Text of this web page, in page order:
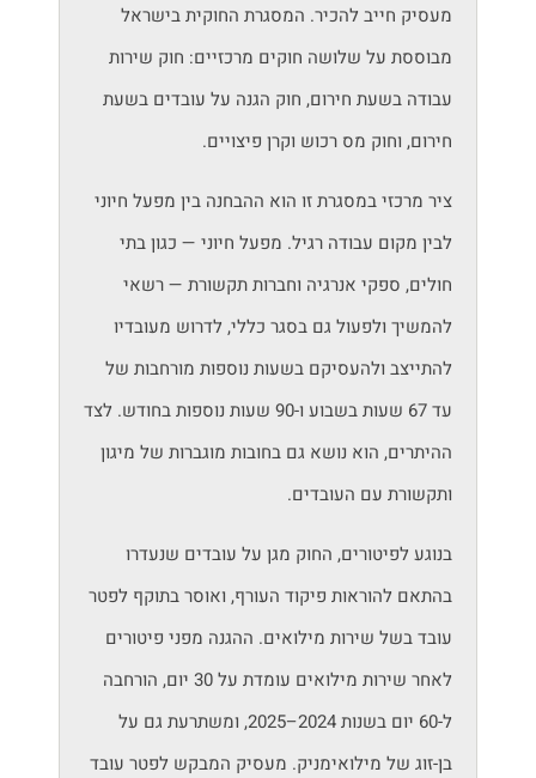
מעסיק חייב להכיר. המסגרת החוקית בישראל
מבוססת על שלושה חוקים מרכזיים: חוק שירות
עבודה בשעת חירום, חוק הגנה על עובדים בשעת
חירום, וחוק מס רכוש וקרן פיצויים.
ציר מרכזי במסגרת זו הוא ההבחנה בין מפעל חיוני
לבין מקום עבודה רגיל. מפעל חיוני — כגון בתי
חולים, ספקי אנרגיה וחברות תקשורת — רשאי
להמשיך ולפעול גם בסגר כללי, לדרוש מעובדיו
להתייצב ולהעסיקם בשעות נוספות מורחבות של
עד 67 שעות בשבוע ו-90 שעות נוספות בחודש. לצד
ההיתרים, הוא נושא גם בחובות מוגברות של מיגון
ותקשורת עם העובדים.
בנוגע לפיטורים, החוק מגן על עובדים שנעדרו
בהתאם להוראות פיקוד העורף, ואוסר בתוקף לפטר
עובד בשל שירות מילואים. ההגנה מפני פיטורים
לאחר שירות מילואים עומדת על 30 יום, הורחבה
ל-60 יום בשנות 2024–2025, ומשתרעת גם על
בן-זוג של מילואימניק. מעסיק המבקש לפטר עובד